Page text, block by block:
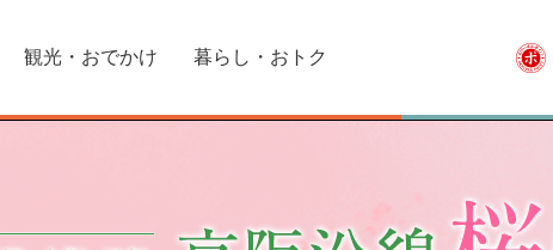
観光・おでかけ 暮らし・おトク